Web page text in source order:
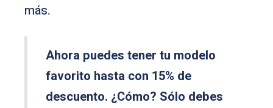
más.
Ahora puedes tener tu modelo
favorito hasta con 15% de
descuento. ¿Cómo? Sólo debes